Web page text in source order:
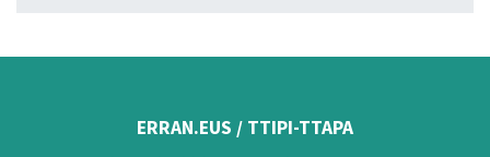
ERRAN.EUS / TTIPI-TTAPA